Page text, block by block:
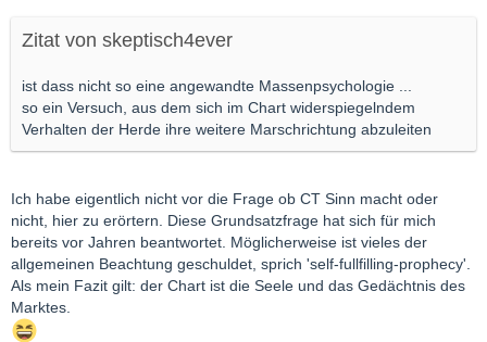
Zitat von skeptisch4ever
ist dass nicht so eine angewandte Massenpsychologie ...
so ein Versuch, aus dem sich im Chart widerspiegelndem
Verhalten der Herde ihre weitere Marschrichtung abzuleiten
Ich habe eigentlich nicht vor die Frage ob CT Sinn macht oder
nicht, hier zu erörtern. Diese Grundsatzfrage hat sich für mich
bereits vor Jahren beantwortet. Möglicherweise ist vieles der
allgemeinen Beachtung geschuldet, sprich 'self-fullfilling-prophecy'.
Als mein Fazit gilt: der Chart ist die Seele und das Gedächtnis des
Marktes.